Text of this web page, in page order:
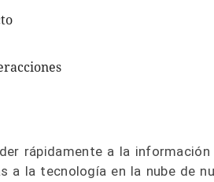
rápidamente a la
a la tecnología en la nube de